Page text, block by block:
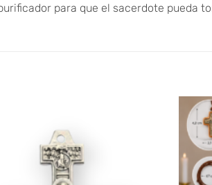
para que el sacerdote pueda